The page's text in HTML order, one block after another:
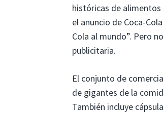
históricas de
el anuncio de Coca-
Cola al mundo”. Pero
publicitaria.
El conjunto de
de gigantes de la
También incluye